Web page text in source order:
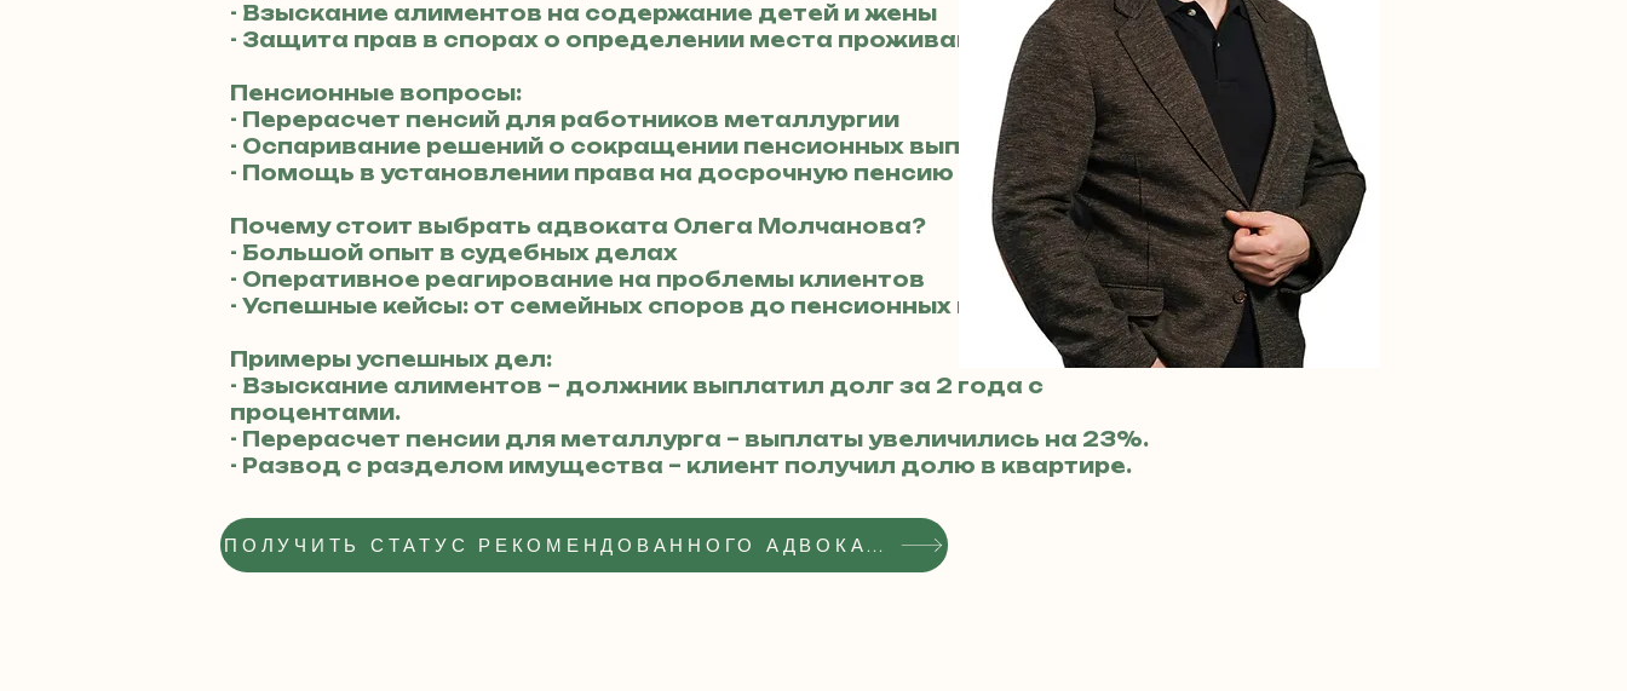
- Взыскание алиментов на содержание детей и жены
- Защита прав в спорах о определении места проживания детей
Пенсионные вопросы:
- Перерасчет пенсий для работников металлургии
- Оспаривание решений о сокращении пенсионных выплат
- Помощь в установлении права на досрочную пенсию
Почему стоит выбрать адвоката Олега Молчанова?
- Большой опыт в судебных делах
- Оперативное реагирование на проблемы клиентов
- Успешные кейсы: от семейных споров до пенсионных перерасчетов
Примеры успешных дел:
- Взыскание алиментов – должник выплатил долг за 2 года с
процентами.
- Перерасчет пенсии для металлурга – выплаты увеличились на 23%.
- Развод с разделом имущества – клиент получил долю в квартире.
ПОЛУЧИТЬ СТАТУС РЕКОМЕНДОВАННОГО АДВОКАТА